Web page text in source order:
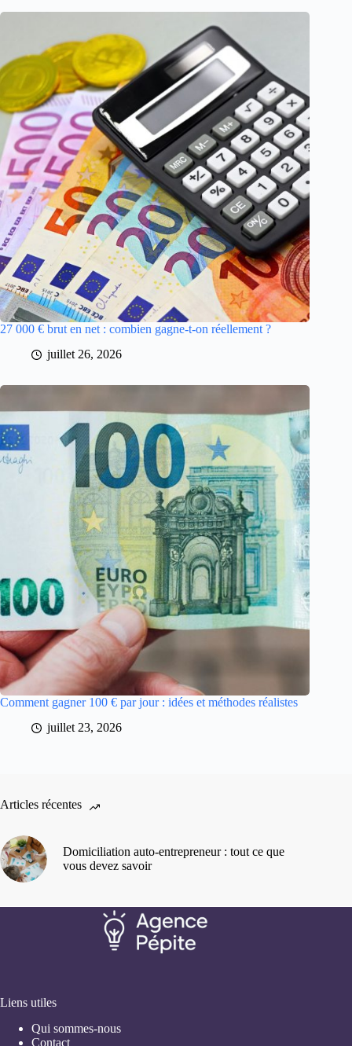
27 000 € brut en net : combien gagne-t-on réellement ?
juillet 26, 2026
Comment gagner 100 € par jour : idées et méthodes réalistes
juillet 23, 2026
Articles récentes
Domiciliation auto-entrepreneur : tout ce que
vous devez savoir
Liens utiles
Qui sommes-nous
Contact